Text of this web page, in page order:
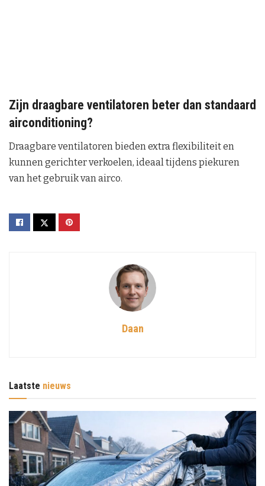
Zijn draagbare ventilatoren beter dan standaard
airconditioning?
Draagbare ventilatoren bieden extra flexibiliteit en
kunnen gerichter verkoelen, ideaal tijdens piekuren
van het gebruik van airco.
Daan
Laatste nieuws